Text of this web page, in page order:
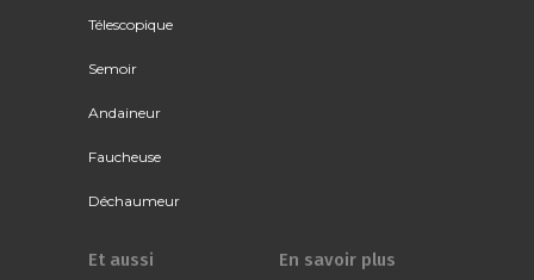
Télescopique
Semoir
Andaineur
Faucheuse
Déchaumeur
Et aussi En savoir plus